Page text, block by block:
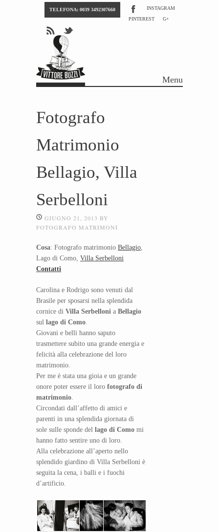
TELEFONA: 0039 3492307660
INSTAGRAM
PINTEREST
G+
Menu
Fotografo
Matrimonio
Bellagio, Villa
Serbelloni
GIUGNO 21, 2013 BY
FOTOGRAFO MATRIMONI
Cosa: Fotografo matrimonio Bellagio
Lago di Como, Villa Serbelloni
Contatti
Carolina e Rodrigo sono venuti dal
Brasile per sposarsi nella splendida
cornice di Villa Serbelloni a Bellagio
sul lago di Como
Giovani e belli hanno saputo
trasmettere subito una grande energia e
felicità alla celebrazione del loro
matrimonio.
Per me è stata una gioia e un grande
onore poter essere il loro fotografo di
matrimonio
Circondati dall’affetto di amici e
parenti in una splendida giornata di
sole sulle sponde del lago di Como mi
hanno fatto sentire uno di loro.
Alla celebrazione all’aperto nello
splendido giardino di Villa Serbelloni è
seguita la cena, i balli e i fuochi
d’artificio.